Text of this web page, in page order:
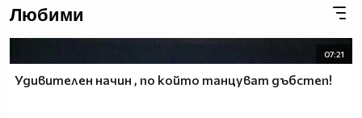
Любими
07:21
Удивителен начин , по който танцуват дъбстеп!